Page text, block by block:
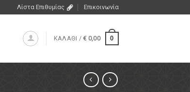
Λίστα Επιθυμίας Επικοινωνία
ΚΑΛΑΘΙ /€ 0,00 0